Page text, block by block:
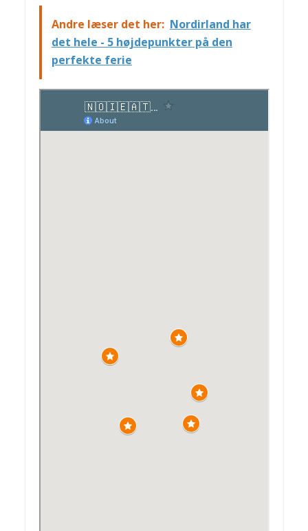
Andre læser det her: Nordirland har
det hele - 5 højdepunkter på den
perfekte ferie